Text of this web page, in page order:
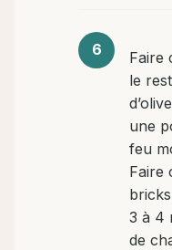
Faire
le
une
feu
Faire
3 à 4
de